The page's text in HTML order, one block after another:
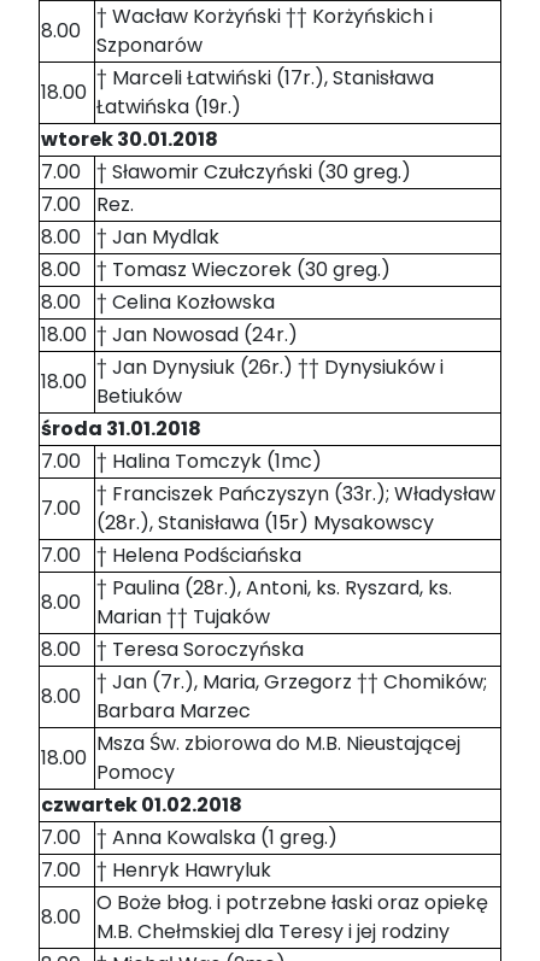
8.00
† Wacław Korżyński †† Korżyńskich i
Szponarów
18.00
† Marceli Łatwiński (17r.), Stanisława
Łatwińska (19r.)
wtorek 30.01.2018
7.00 † Sławomir Czułczyński (30 greg.)
7.00
Rez.
8.00 † Jan Mydlak
8.00 † Tomasz Wieczorek (30 greg.)
8.00 † Celina Kozłowska
18.00 † Jan Nowosad (24r.)
18.00
† Jan Dynysiuk (26r.) †† Dynysiuków i
Betiuków
środa 31.01.2018
7.00 † Halina Tomczyk (1mc)
7.00
† Franciszek Pańczyszyn (33r.); Władysław
(28r.), Stanisława (15r) Mysakowscy
7.00 † Helena Podściańska
8.00
† Paulina (28r.), Antoni, ks. Ryszard, ks.
Marian †† Tujaków
8.00 † Teresa Soroczyńska
8.00
† Jan (7r.), Maria, Grzegorz †† Chomików;
Barbara Marzec
18.00
Msza Św. zbiorowa do M.B. Nieustającej
Pomocy
czwartek 01.02.2018
7.00 † Anna Kowalska (1 greg.)
7.00 † Henryk Hawryluk
8.00
O Boże błog. i potrzebne łaski oraz opiekę
M.B. Chełmskiej dla Teresy i jej rodziny